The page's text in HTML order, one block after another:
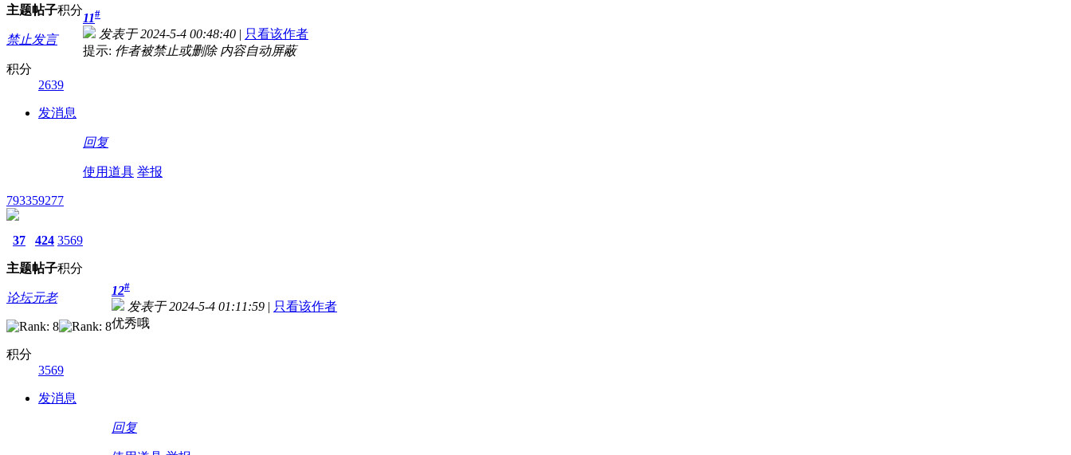
主题帖子积分
禁止发言
积分
2639
发消息
11#
发表于 2024-5-4 00:48:40 | 只看该作者
提示: 作者被禁止或删除 内容自动屏蔽
回复
使用道具 举报
793359277
37
主题
424
帖子
3569
积分
论坛元老
积分
3569
发消息
12#
发表于 2024-5-4 01:11:59 | 只看该作者
优秀哦
回复